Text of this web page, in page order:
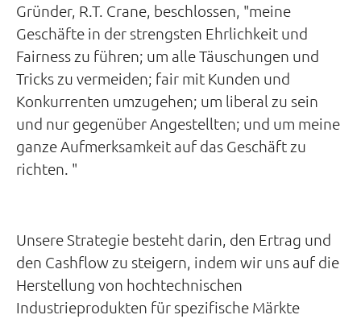
Gründer, R.T. Crane, beschlossen, "meine
Geschäfte in der strengsten Ehrlichkeit und
Fairness zu führen; um alle Täuschungen und
Tricks zu vermeiden; fair mit Kunden und
Konkurrenten umzugehen; um liberal zu sein
und nur gegenüber Angestellten; und um meine
ganze Aufmerksamkeit auf das Geschäft zu
richten. "
Unsere Strategie besteht darin, den Ertrag und
den Cashflow zu steigern, indem wir uns auf die
Herstellung von hochtechnischen
Industrieprodukten für spezifische Märkte